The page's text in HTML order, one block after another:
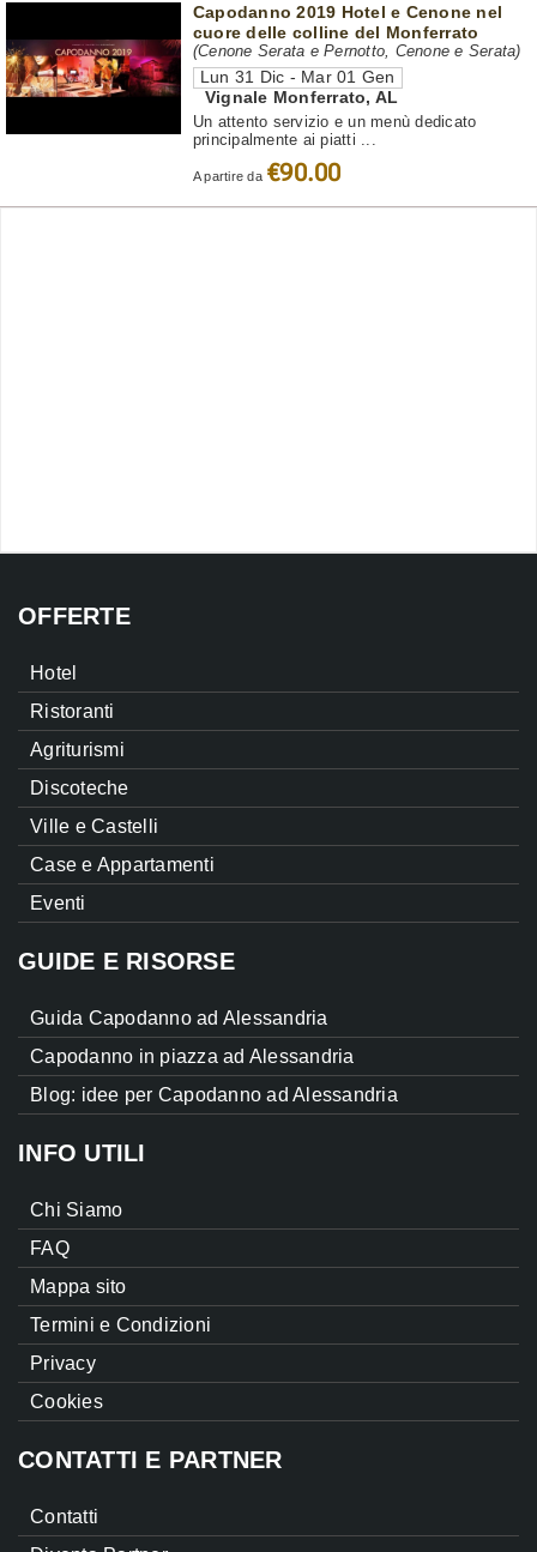
Capodanno 2019 Hotel e Cenone nel
cuore delle colline del Monferrato
(Cenone Serata e Pernotto, Cenone e Serata)
Lun 31 Dic - Mar 01 Gen
Vignale Monferrato, AL
Un attento servizio e un menù dedicato
principalmente ai piatti ...
A partire da €90.00
OFFERTE
Hotel
Ristoranti
Agriturismi
Discoteche
Ville e Castelli
Case e Appartamenti
Eventi
GUIDE E RISORSE
Guida Capodanno ad Alessandria
Capodanno in piazza ad Alessandria
Blog: idee per Capodanno ad Alessandria
INFO UTILI
Chi Siamo
FAQ
Mappa sito
Termini e Condizioni
Privacy
Cookies
CONTATTI E PARTNER
Contatti